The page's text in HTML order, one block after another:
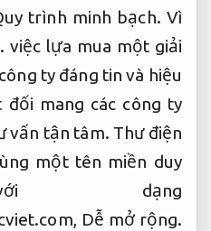
trình minh bạch. Vì
việc lựa mua một giải
ty đáng tin và hiệu
mang các công ty
vấn tận tâm. Thư điện
một tên miền duy
dạng
, Dễ mở rộng.